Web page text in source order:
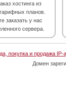
хостинга из
планов.
заказать у нас
сервера.
покупка и продажа IP-
Домен